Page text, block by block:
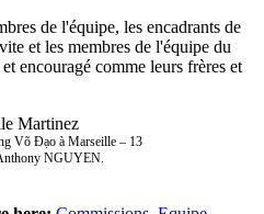
de l'équipe, les encadrants de
et les membres de l'équipe du
encouragé comme leurs frères et
Martinez
Võ Đạo à Marseille – 13
NGUYEN.